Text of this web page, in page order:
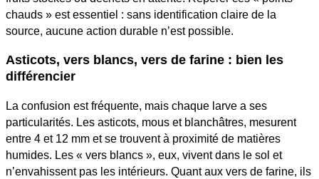
chauds » est essentiel : sans identification claire de la
source, aucune action durable n’est possible.
Asticots, vers blancs, vers de farine : bien les
différencier
La confusion est fréquente, mais chaque larve a ses
particularités. Les asticots, mous et blanchâtres, mesurent
entre 4 et 12 mm et se trouvent à proximité de matières
humides. Les « vers blancs », eux, vivent dans le sol et
n’envahissent pas les intérieurs. Quant aux vers de farine, ils